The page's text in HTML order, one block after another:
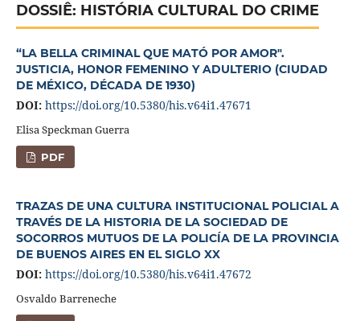
DOSSIÊ: HISTÓRIA CULTURAL DO CRIME
“LA BELLA CRIMINAL QUE MATÓ POR AMOR".
JUSTICIA, HONOR FEMENINO Y ADULTERIO (CIUDAD
DE MÉXICO, DÉCADA DE 1930)
DOI: https://doi.org/10.5380/his.v64i1.47671
Elisa Speckman Guerra
PDF
TRAZAS DE UNA CULTURA INSTITUCIONAL POLICIAL A
TRAVÉS DE LA HISTORIA DE LA SOCIEDAD DE
SOCORROS MUTUOS DE LA POLICÍA DE LA PROVINCIA
DE BUENOS AIRES EN EL SIGLO XX
DOI: https://doi.org/10.5380/his.v64i1.47672
Osvaldo Barreneche